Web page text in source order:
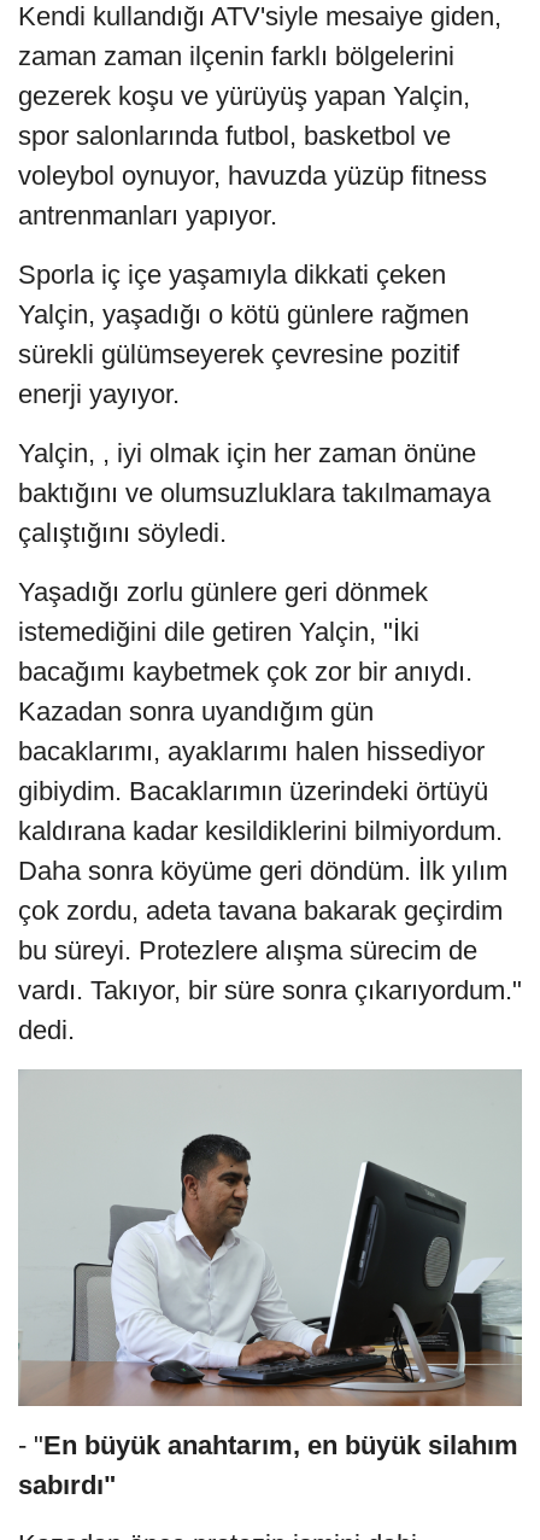
Kendi kullandığı ATV'siyle mesaiye giden,
zaman zaman ilçenin farklı bölgelerini
gezerek koşu ve yürüyüş yapan Yalçin,
spor salonlarında futbol, basketbol ve
voleybol oynuyor, havuzda yüzüp fitness
antrenmanları yapıyor.
Sporla iç içe yaşamıyla dikkati çeken
Yalçin, yaşadığı o kötü günlere rağmen
sürekli gülümseyerek çevresine pozitif
enerji yayıyor.
Yalçin, , iyi olmak için her zaman önüne
baktığını ve olumsuzluklara takılmamaya
çalıştığını söyledi.
Yaşadığı zorlu günlere geri dönmek
istemediğini dile getiren Yalçin, "İki
bacağımı kaybetmek çok zor bir anıydı.
Kazadan sonra uyandığım gün
bacaklarımı, ayaklarımı halen hissediyor
gibiydim. Bacaklarımın üzerindeki örtüyü
kaldırana kadar kesildiklerini bilmiyordum.
Daha sonra köyüme geri döndüm. İlk yılım
çok zordu, adeta tavana bakarak geçirdim
bu süreyi. Protezlere alışma sürecim de
vardı. Takıyor, bir süre sonra çıkarıyordum."
dedi.
- "En büyük anahtarım, en büyük silahım
sabırdı"